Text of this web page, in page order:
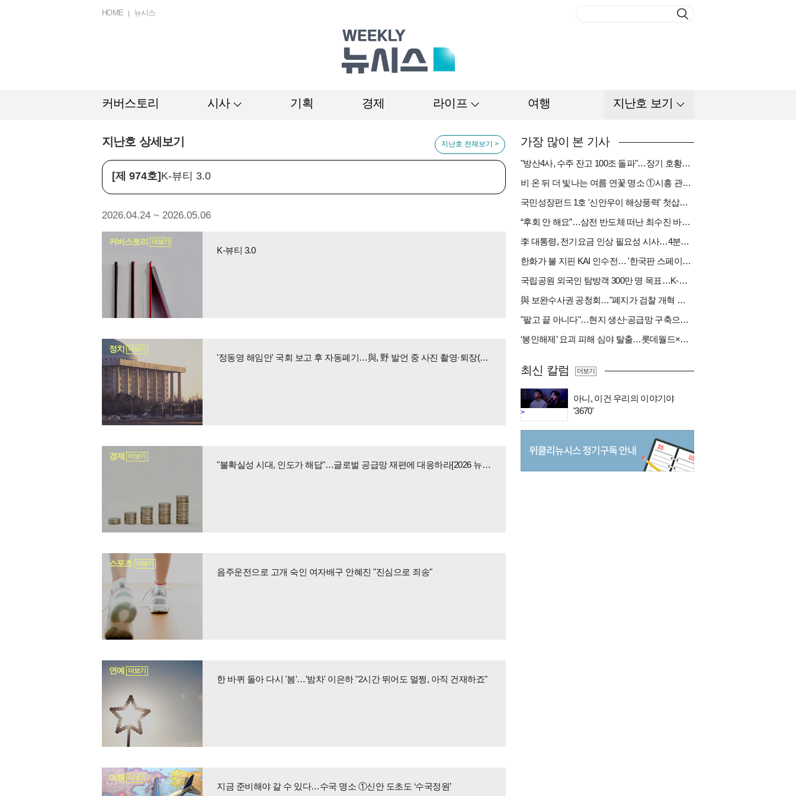
HOME 뉴시스
커버스토리 시사 기획 경제 라이프 여행 지난호 보기
지난호 상세보기
[제 974호] K-뷰티 3.0
지난호 전체보기 >
2026.04.24 ~ 2026.05.06
커버스토리 더보기
K-뷰티 3.0
정치 더보기
'정동영 해임안' 국회 보고 후 자동폐기…與, 野 발언 중 사진 촬영·퇴장(종합)
경제 더보기
"불확실성 시대, 인도가 해답"…글로벌 공급망 재편에 대응하라[2026 뉴시스 산업포럼]
스포츠 더보기
음주운전으로 고개 숙인 여자배구 안혜진 "진심으로 죄송"
연예 더보기
한 바퀴 돌아 다시 '봄'…'밤차' 이은하 "2시간 뛰어도 멀쩡, 아직 건재하죠"
여행 더보기
지금 준비해야 갈 수 있다…수국 명소 ①신안 도초도 ‘수국정원’
가장 많이 본 기사
"방산4사, 수주 잔고 100조 돌파"…장기 호황기 들어섰다[다시 나는 K방산①]
비 온 뒤 더 빛나는 여름 연꽃 명소 ①시흥 관곡지
국민성장펀드 1호 '신안우이 해상풍력' 첫삽…바람소득 시동[하반기 에너지②]
“후회 안 해요”…삼전 반도체 떠난 최수진 바텐더의 ‘피어오름’[피플]
李 대통령, 전기요금 인상 필요성 시사…4분기엔 오를까
한화가 불 지핀 KAI 인수전… '한국판 스페이스X' 탄생 촉각[다시 나는 K방산③]
국립공원 외국인 탐방객 300만 명 목표…K-트레킹 키운다
與 보완수사권 공청회…"폐지가 검찰 개혁 아냐" vs "보완수사권은 전면 재수사권"(종합)
"팔고 끝 아니다"…현지 생산·공급망 구축으로 글로벌 진입장벽 돌파[다시 나는 K방산②]
‘봉인해제’ 요괴 피해 심야 탈출…롯데월드×당근
최신 칼럼
>
아니, 이건 우리의 이야기야
'3670'
더보기